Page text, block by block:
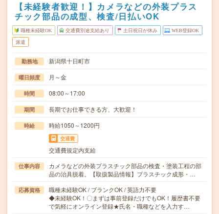
【未経験者歓迎！】カメラなどの外装プラス
チック部品の成型、検査/日払いOK
職種未経験OK 交通費別途支給あり 土日祝日が休み WEB登録OK
派遣
勤務地 新潟県十日町市
曜日頻度 月～金
時間 08:00～17:00
期間 長期でお仕事できる方、大歓迎！
時給 時給1050～1200円
交通費
交通費規定内支給
仕事内容
カメラなどの外装プラスチック部品の検査・塗装工程の部
品の治具脱着。【取扱製品情報】プラスチック成形・…
応募資格
職種未経験OK / ブランクOK / 英語力不要
◆未経験OK！〇まずは事前登録だけでもOK！履歴書不要
で気軽にオンライン登録★氏名・職種などを入力す…